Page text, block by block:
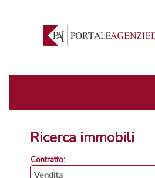
Ricerca immobili
Contratto: